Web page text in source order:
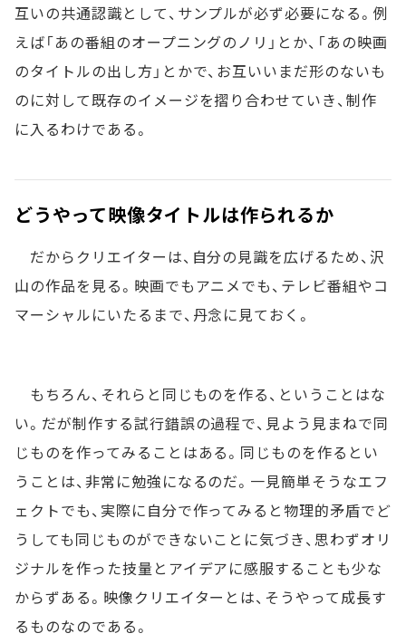
互いの共通認識として、サンプルが必ず必要になる。例
えば「あの番組のオープニングのノリ」とか、「あの映画
のタイトルの出し方」とかで、お互いいまだ形のないも
のに対して既存のイメージを摺り合わせていき、制作
に入るわけである。
どうやって映像タイトルは作られるか
だからクリエイターは、自分の見識を広げるため、沢
山の作品を見る。映画でもアニメでも、テレビ番組やコ
マーシャルにいたるまで、丹念に見ておく。
もちろん、それらと同じものを作る、ということはな
い。だが制作する試行錯誤の過程で、見よう見まねで同
じものを作ってみることはある。同じものを作るとい
うことは、非常に勉強になるのだ。一見簡単そうなエフ
ェクトでも、実際に自分で作ってみると物理的矛盾でど
うしても同じものができないことに気づき、思わずオリ
ジナルを作った技量とアイデアに感服することも少な
からずある。映像クリエイターとは、そうやって成長す
るものなのである。